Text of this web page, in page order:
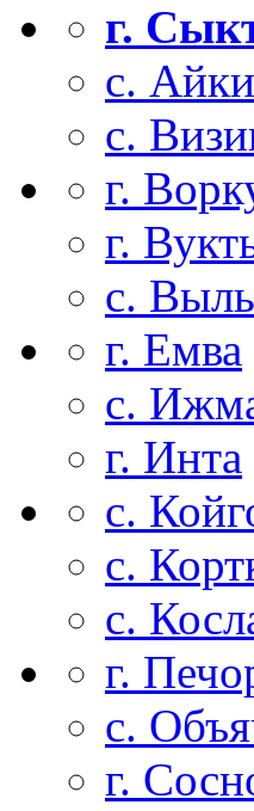
г.
с.
с.
г.
г.
с.
г. Емва
с.
г. Инта
с.
с.
с.
г.
с.
г.